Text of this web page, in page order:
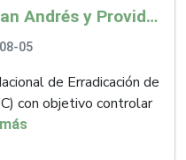
La OMSA reconoció a San Andrés y Providencia como zona libre de Peste Porcina Clásica (PPC)
05
de Erradicación de
con objetivo controlar